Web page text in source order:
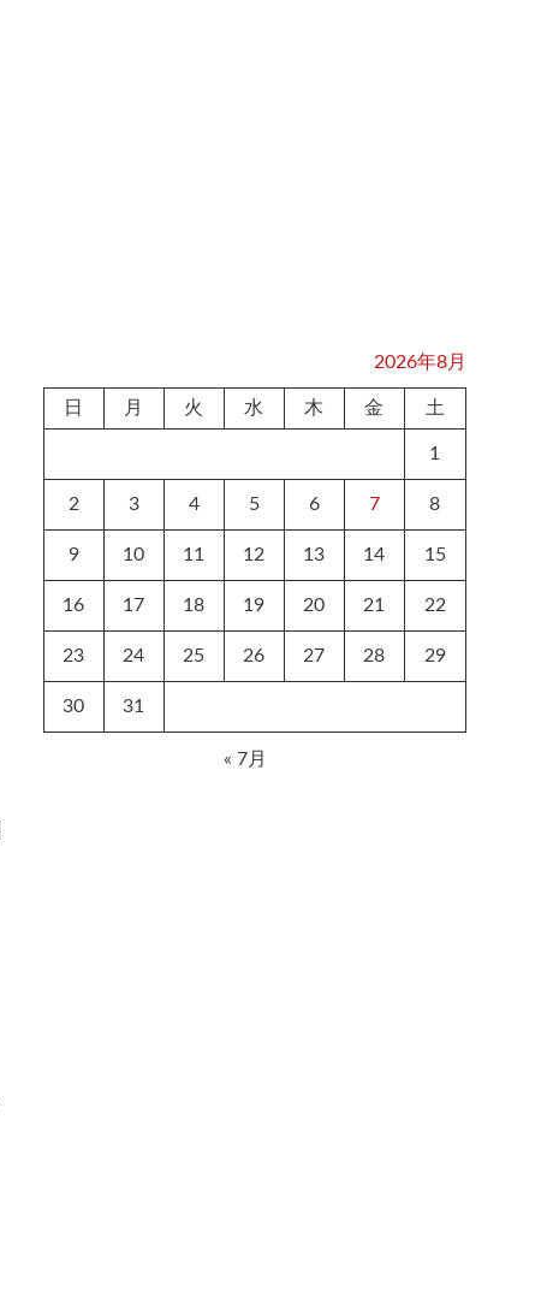
2026年8月
日 月 火 水 木 金 土
1
2 3 4 5 6 7 8
9 10 11 12 13 14 15
16 17 18 19 20 21 22
23 24 25 26 27 28 29
30 31
« 7月